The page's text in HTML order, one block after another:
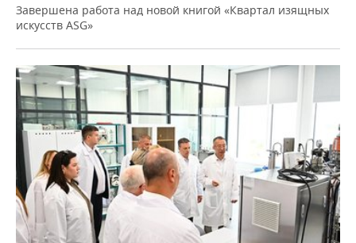
Завершена работа над новой книгой «Квартал изящных
искусств ASG»